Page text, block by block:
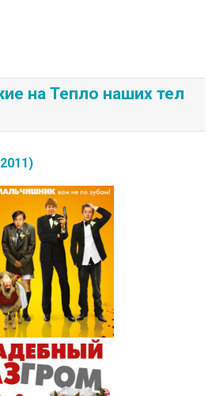
на Тепло наших тел